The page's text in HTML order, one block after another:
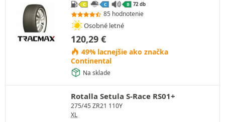
C C B 72 db
85 hodnotenie
Osobné letné
120,29 €
49% lacnejšie ako značka
Continental
Na sklade
Rotalla Setula S-Race RS01+
275/45 ZR21 110Y
XL